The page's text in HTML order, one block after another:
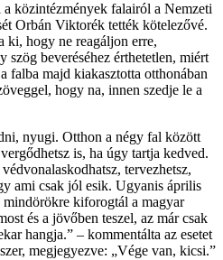
közintézmények falairól a Nemzeti
Orbán Viktorék tették kötelezővé.
ki, hogy ne reagáljon erre,
szög beveréséhez érthetetlen, miért
falba majd kiakasztotta otthonában
hogy na, innen szedje le a
nyugi. Otthon a négy fal között
is, ha úgy tartja kedved.
tervezhetsz,
ami csak jól esik. Ugyanis április
mindörökre kiforogtál a magyar
és a jövőben teszel, az már csak
hangja.” – kommentálta az esetet
megjegyezve: „Vége van, kicsi.”